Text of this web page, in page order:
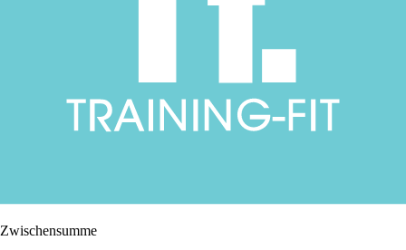
Zwischensumme